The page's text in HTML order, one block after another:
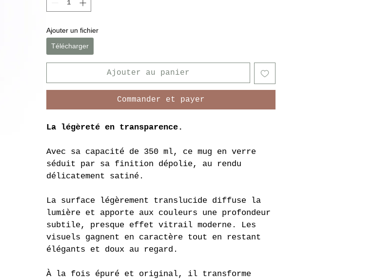
Ajouter un fichier
Télécharger
Ajouter au panier
Commander et payer
La légèreté en transparence.
Avec sa capacité de 350 ml, ce mug en verre
séduit par sa finition dépolie, au rendu
délicatement satiné.
La surface légèrement translucide diffuse la
lumière et apporte aux couleurs une profondeur
subtile, presque effet vitrail moderne. Les
visuels gagnent en caractère tout en restant
élégants et doux au regard.
À la fois épuré et original, il transforme